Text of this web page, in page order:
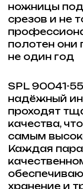
ножницы
срезов и не
полотен
не один год
SPL 90041-55
надёжный
проходят
качества,
самым
Каждая пара
хранение и